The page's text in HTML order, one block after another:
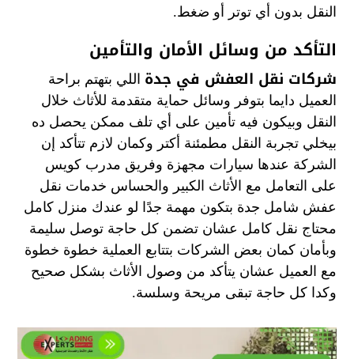
النقل بدون أي توتر أو ضغط.
التأكد من وسائل الأمان والتأمين
شركات نقل العفش في جدة اللي بتهتم براحة
العميل دايما بتوفر وسائل حماية متقدمة للأثاث خلال
النقل وبيكون فيه تأمين على أي تلف ممكن يحصل ده
بيخلي تجربة النقل مطمئنة أكتر وكمان لازم تتأكد إن
الشركة عندها سيارات مجهزة وفريق مدرب كويس
على التعامل مع الأثاث الكبير والحساس خدمات نقل
عفش شامل جدة بتكون مهمة جدًا لو عندك منزل كامل
محتاج نقل كامل عشان تضمن كل حاجة توصل سليمة
وبأمان كمان بعض الشركات بتتابع العملية خطوة خطوة
مع العميل عشان يتأكد من وصول الأثاث بشكل صحيح
وكدا كل حاجة تبقى مريحة وسلسة.